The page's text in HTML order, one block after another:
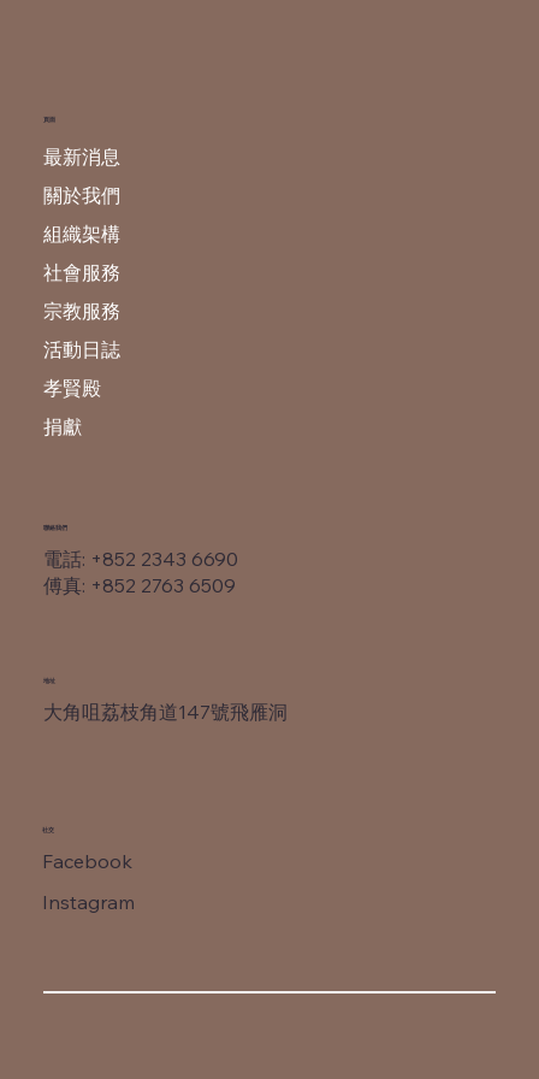
最新消息
關於我們
組織架構
社會服務
宗教服務
活動日誌
孝賢殿
捐獻
頁面
​聯絡我們
電話: +852 2343 6690
​傅真: +852 2763 6509
​地址
大角咀荔枝角道147號飛雁洞
社交
Facebook
Instagram